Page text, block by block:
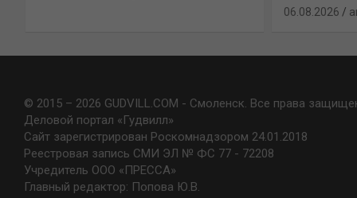
06.08.2026
© 2015 – 2026 GUDVILL.COM - Смоленск. Все права
Деловой портал «Гудвилл»
Сайт зарегистрирован Роскомнадзором 24.01.2018
Реестровая запись СМИ ЭЛ № ФС 77 - 72208
Учредитель ООО «ПРЕССА»
Главный редактор: Попова Ю.В.